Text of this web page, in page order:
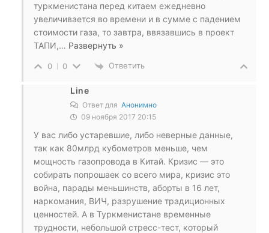
туркменистана перед китаем ежедневно
увеличивается во времени и в сумме с падением
стоимости газа, то завтра, ввязавшись в проект
ТАПИ,… Развернуть »
0 0 Ответить
Line
Ответ для Анонимно
09 ноября 2017 20:15
У вас либо устаревшие, либо неверные данные,
так как 80млрд кубометров меньше, чем
мощность газопровода в Китай. Кризис — это
собирать попрошаек со всего мира, кризис это
война, парады меньшинств, аборты в 16 лет,
наркомания, ВИЧ, разрушение традиционных
ценностей. А в Туркменистане временные
трудности, небольшой стресс-тест, который